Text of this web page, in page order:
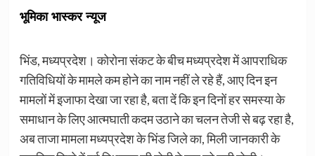
भूमिका भास्कर न्यूज
भिंड, मध्यप्रदेश। कोरोना संकट के बीच मध्यप्रदेश में आपराधिक
गतिविधियों के मामले कम होने का नाम नहीं ले रहे हैं, आए दिन इन
मामलों में इजाफा देखा जा रहा है, बता दें कि इन दिनों हर समस्या के
समाधान के लिए आत्मघाती कदम उठाने का चलन तेजी से बढ़ रहा है,
अब ताजा मामला मध्यप्रदेश के भिंड जिले का, मिली जानकारी के